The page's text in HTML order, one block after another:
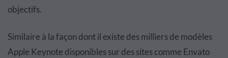
objectifs.
Similaire à la façon dont il existe des milliers de modèles
Apple Keynote disponibles sur des sites comme Envato